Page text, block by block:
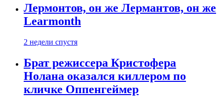
Лермонтов, он же Лермантов, он же
Learmonth
2 недели спустя
Брат режиссера Кристофера
Нолана оказался киллером по
кличке Оппенгеймер